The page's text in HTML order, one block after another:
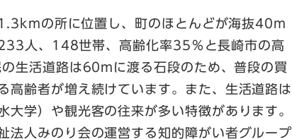
の所に位置し、町のほとんどが海抜40m
人、148世帯、高齢化率35％と長崎市の高
生活道路は60mに渡る石段のため、普段の買
高齢者が増え続けています。また、生活道路は
大学）や観光客の往来が多い特徴があります。
法人みのり会の運営する知的障がい者グループ